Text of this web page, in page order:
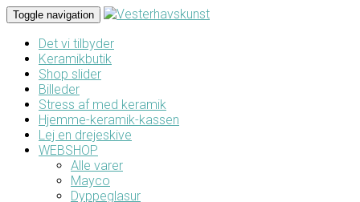
Toggle navigation
Det vi tilbyder
Keramikbutik
Shop slider
Billeder
Stress af med keramik
Hjemme-keramik-kassen
Lej en drejeskive
WEBSHOP
Alle varer
Mayco
Dyppeglasur